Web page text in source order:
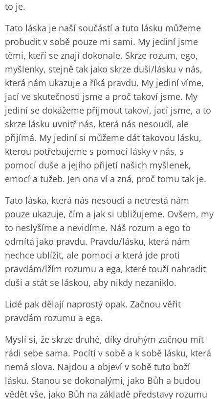
to je.
Tato láska je naší součástí a tuto lásku můžeme
probudit v sobě pouze mi sami. My jediní jsme
těmi, kteří se znají dokonale. Skrze rozum, ego,
myšlenky, stejně tak jako skrze duši/lásku v nás,
která nám ukazuje a říká pravdu. My jediní víme,
jací ve skutečnosti jsme a proč takoví jsme. My
jediní se dokážeme přijmout takoví, jací jsme, a to
skrze lásku uvnitř nás, která nás nesoudí, ale
přijímá. My jediní si můžeme dát takovou lásku,
kterou potřebujeme s pomocí lásky v nás, s
pomocí duše a jejího přijetí našich myšlenek,
emocí a tužeb. Jen ona ví a zná, proč tomu tak je.
Tato láska, která nás nesoudí a netrestá nám
pouze ukazuje, čím a jak si ubližujeme. Ovšem, my
to neslyšíme a nevidíme. Náš rozum a ego to
odmítá jako pravdu. Pravdu/lásku, která nám
nechce ublížit, ale pomoci a která jde proti
pravdám/lžím rozumu a ega, které touží nahradit
duši a stát se láskou, aby nikdy nezaniklo.
Lidé pak dělají naprostý opak. Začnou věřit
pravdám rozumu a ega.
Myslí si, že skrze druhé, díky druhým začnou mít
rádi sebe sama. Pocítí v sobě a k sobě lásku, která
nemá slova. Najdou a objeví v sobě tuto boží
lásku. Stanou se dokonalými, jako Bůh a budou
vědět vše, jako Bůh na základě představy rozumu